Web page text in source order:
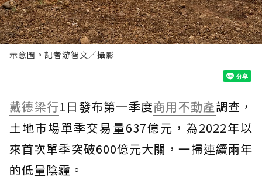
示意圖。記者游智文／攝影
戴德梁行1日發布第一季度商用不動產調查，
土地市場單季交易量637億元，為2022年以
來首次單季突破600億元大關，一掃連續兩年
的低量陰霾。